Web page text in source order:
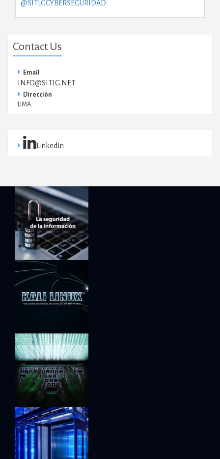
@SITLGCYBERSEGURIDAD
Contact Us
Email
INFO@SITLG.NET
Dirección
LIMA
LinkedIn